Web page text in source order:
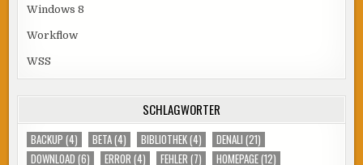
Windows 8
Workflow
WSS
SCHLAGWÖRTER
BACKUP (4) BETA(4) BIBLIOTHEK(4) DENALI (21)
DOWNLOAD (6) ERROR (4) FEHLER (7) HOMEPAGE(12)